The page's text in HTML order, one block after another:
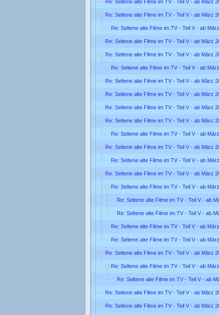
Re: Seltene alte Filme im TV - Teil V - ab März
Re: Seltene alte Filme im TV - Teil V - ab März
Re: Seltene alte Filme im TV - Teil V - ab
Re: Seltene alte Filme im TV - Teil V - ab März
Re: Seltene alte Filme im TV - Teil V - ab März
Re: Seltene alte Filme im TV - Teil V - ab
Re: Seltene alte Filme im TV - Teil V - ab März
Re: Seltene alte Filme im TV - Teil V - ab März
Re: Seltene alte Filme im TV - Teil V - ab März
Re: Seltene alte Filme im TV - Teil V - ab März
Re: Seltene alte Filme im TV - Teil V - ab
Re: Seltene alte Filme im TV - Teil V - ab März
Re: Seltene alte Filme im TV - Teil V - ab
Re: Seltene alte Filme im TV - Teil V - ab März
Re: Seltene alte Filme im TV - Teil V - ab
Re: Seltene alte Filme im TV - Teil V - ab
Re: Seltene alte Filme im TV - Teil V - ab
Re: Seltene alte Filme im TV - Teil V - ab
Re: Seltene alte Filme im TV - Teil V - ab
Re: Seltene alte Filme im TV - Teil V - ab März
Re: Seltene alte Filme im TV - Teil V - ab
Re: Seltene alte Filme im TV - Teil V - ab
Re: Seltene alte Filme im TV - Teil V - ab März
Re: Seltene alte Filme im TV - Teil V - ab März